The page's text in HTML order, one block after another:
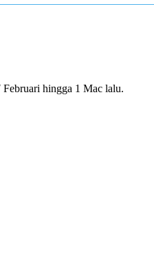
hingga 1 Mac lalu.